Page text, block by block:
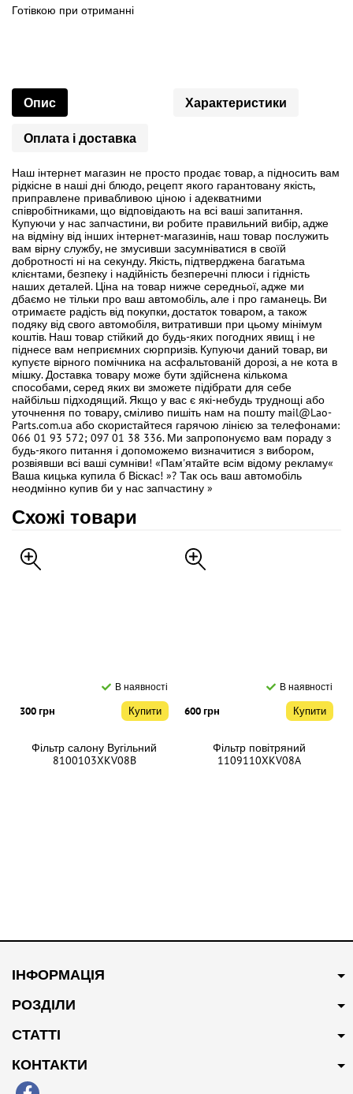
Готівкою при отриманні
Опис Характеристики
Оплата і доставка
Наш інтернет магазин не просто продає товар, а підносить вам
рідкісне в наші дні блюдо, рецепт якого гарантовану якість,
приправлене привабливою ціною і адекватними
співробітниками, що відповідають на всі ваші запитання.
Купуючи у нас запчастини, ви робите правильний вибір, адже
на відміну від інших інтернет-магазинів, наш товар послужить
вам вірну службу, не змусивши засумніватися в своїй
добротності ні на секунду. Якість, підтверджена багатьма
клієнтами, безпеку і надійність безперечні плюси і гідність
наших деталей. Ціна на товар нижче середньої, адже ми
дбаємо не тільки про ваш автомобіль, але і про гаманець. Ви
отримаєте радість від покупки, достаток товаром, а також
подяку від свого автомобіля, витративши при цьому мінімум
коштів. Наш товар стійкий до будь-яких погодних явищ і не
піднесе вам неприємних сюрпризів. Купуючи даний товар, ви
купуєте вірного помічника на асфальтованій дорозі, а не кота в
мішку. Доставка товару може бути здійснена кількома
способами, серед яких ви зможете підібрати для себе
найбільш підходящий. Якщо у вас є які-небудь труднощі або
уточнення по товару, сміливо пишіть нам на пошту mail@Lao-
Parts.com.ua або скористайтеся гарячою лінією за телефонами:
066 01 93 572; 097 01 38 336. Ми запропонуємо вам пораду з
будь-якого питання і допоможемо визначитися з вибором,
розвіявши всі ваші сумніви! «Пам'ятайте всім відому рекламу«
Ваша кицька купила б Віскас! »? Так ось ваш автомобіль
неодмінно купив би у нас запчастину »
Схожі товари
В наявності
300 грн Купити
Фільтр салону Вугільний
8100103XKV08B
В наявності
600 грн Купити
Фільтр повітряний
1109110XKV08A
500 грн Купити
Фільтр масляний 2.0L MANN
400 грн Купити
ІНФОРМАЦІЯ
РОЗДІЛИ
СТАТТІ
КОНТАКТИ